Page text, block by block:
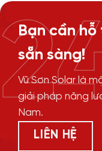
Bạn cần
sẵn sàng!
Vũ Sơn Solar là
giải pháp năng
Nam.
LIÊN HỆ